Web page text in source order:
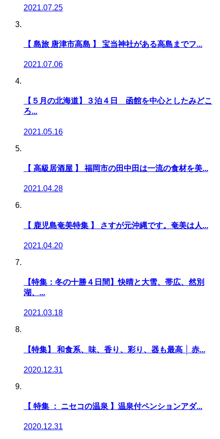
2021.07.25
【 島旅 唐津市高島 】 宝当神社がある高島までフ...
2021.07.06
【５月の北海道】３泊４日 函館を中心としたみどこ
ろ...
2021.05.16
【 高級居酒屋 】 福岡市の田中田は一流の食材を美...
2021.04.28
【 鹿児島奄美特集 】 さすが元沖縄です。奄美は人...
2021.04.20
【特集：冬の十勝４日間】快晴と大雪、帯広、然別
湖、...
2021.03.18
【特集】 和食系、味、香り、彩り、器も最高 │ 赤...
2020.12.31
【 特集 ： ニセコの温泉 】温泉付ペンションアダ...
2020.12.31